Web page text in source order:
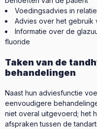
Voedingsadvies in
Advies over het gebruik
Informatie over de
fluoride
Taken van de
behandelingen
Naast hun adviesfunctie
eenvoudigere
niet overal uitgevoerd; het
afspraken tussen de